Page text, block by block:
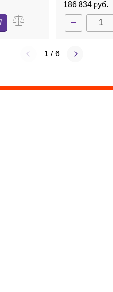
186 834 руб.
1 / 6